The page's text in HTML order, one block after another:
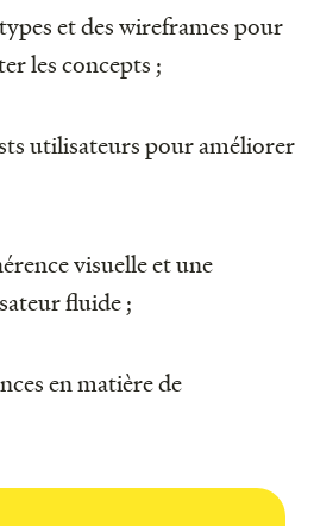
et des wireframes pour
les concepts ;
utilisateurs pour améliorer
visuelle et une
fluide ;
en matière de